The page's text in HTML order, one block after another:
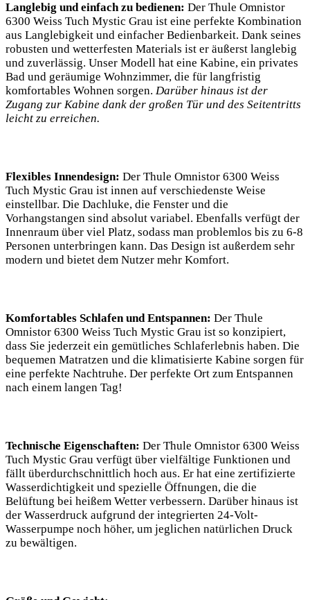
Langlebig und einfach zu bedienen: Der Thule Omnistor
6300 Weiss Tuch Mystic Grau ist eine perfekte Kombination
aus Langlebigkeit und einfacher Bedienbarkeit. Dank seines
robusten und wetterfesten Materials ist er äußerst langlebig
und zuverlässig. Unser ⁣Modell hat eine Kabine, ein privates
Bad und geräumige Wohnzimmer, die für langfristig
komfortables ⁣Wohnen sorgen. Darüber hinaus ist der⁤
Zugang zur⁣ Kabine dank der großen Tür und ‌des Seitentritts
leicht zu‍ erreichen.
Flexibles Innendesign: Der Thule Omnistor 6300 Weiss
Tuch Mystic Grau ⁤ist innen auf verschiedenste Weise
einstellbar. Die Dachluke, die Fenster und die
Vorhangstangen sind⁢ absolut variabel. Ebenfalls verfügt der
Innenraum über viel Platz, sodass ​man problemlos bis zu 6-8
Personen unterbringen kann. Das Design ‌ist außerdem sehr
modern ​und ‌bietet dem Nutzer mehr Komfort.
Komfortables Schlafen und Entspannen: Der Thule
Omnistor 6300 Weiss Tuch⁢ Mystic Grau ist so⁤ konzipiert,
dass Sie jederzeit ein gemütliches Schlaferlebnis haben.‌ Die
bequemen Matratzen und die klimatisierte Kabine ​sorgen für
eine perfekte Nachtruhe. Der perfekte Ort zum Entspannen
nach einem langen Tag!
Technische Eigenschaften: ​Der Thule Omnistor 6300 Weiss
Tuch Mystic Grau verfügt über vielfältige Funktionen und
fällt überdurchschnittlich hoch aus. Er hat eine zertifizierte
Wasserdichtigkeit und‌ spezielle Öffnungen, die die
Belüftung bei heißem‍ Wetter verbessern. Darüber hinaus ist
der Wasserdruck aufgrund der ⁣integrierten 24-Volt-
Wasserpumpe noch höher, um jeglichen natürlichen Druck
zu ‍bewältigen.